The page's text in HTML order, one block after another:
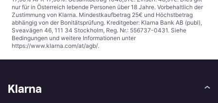
nur für in Österreich lebende Personen über 18 Jahre. Vorbehaltlich der
Zustimmung von Klarna. Mindestkaufbetrag 25€ und Höchstbetrag
abhängig von der Bonitätsprüfung. Kreditgeber: Klarna Bank AB (publ),
Sveavägen 46, 111 34 Stockholm, Reg. Nr.: 556737-0431. Siehe
Bedingungen und weitere Informationen unter
https://www.klarna.com/at/agb/.
Klarna